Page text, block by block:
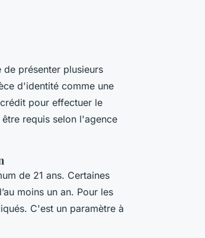
présenter plusieurs
d'identité comme une
pour effectuer le
requis selon l'agence
de 21 ans. Certaines
moins un an. Pour les
C'est un paramètre à